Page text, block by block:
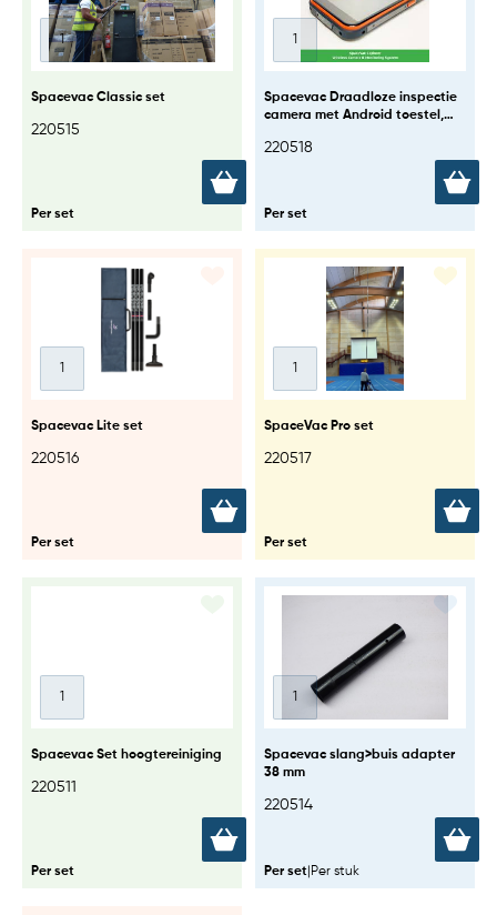
Spacevac Classic set
220515
Per set
Spacevac Draadloze inspectie
camera met Android toestel,
220518
Per set
Spacevac Lite set
220516
Per set
SpaceVac Pro set
220517
Per set
Spacevac Set hoogtereiniging
220511
Per set
Spacevac slang>buis adapter
38 mm
220514
Per set Per stuk